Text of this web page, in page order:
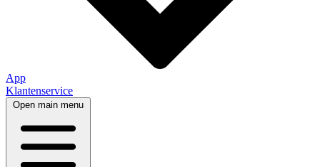
App
Klantenservice
Open main menu